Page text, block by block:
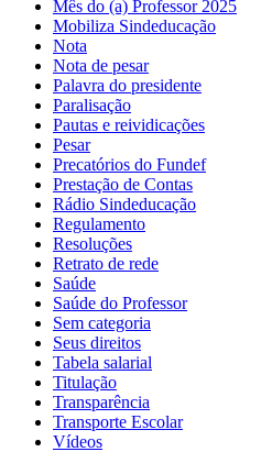
Mês do (a) Professor 2025
Mobiliza Sindeducação
Nota
Nota de pesar
Palavra do presidente
Paralisação
Pautas e reividicações
Pesar
Precatórios do Fundef
Prestação de Contas
Rádio Sindeducação
Regulamento
Resoluções
Retrato de rede
Saúde
Saúde do Professor
Sem categoria
Seus direitos
Tabela salarial
Titulação
Transparência
Transporte Escolar
Vídeos